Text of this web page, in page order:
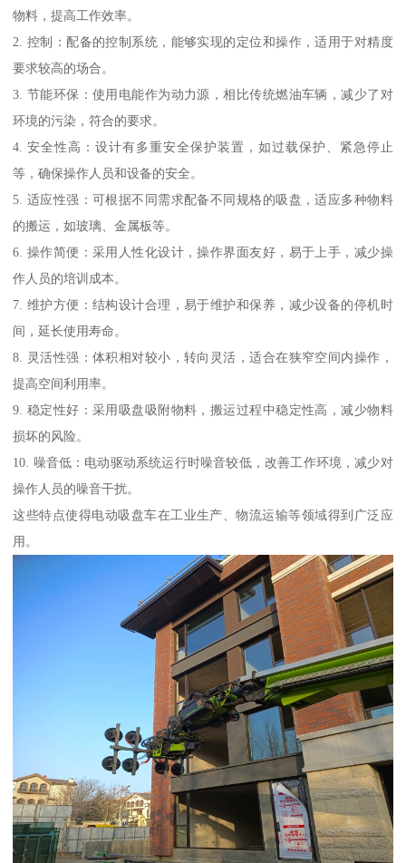
物料，提高工作效率。
2. 控制：配备的控制系统，能够实现的定位和操作，适用于对精度
要求较高的场合。
3. 节能环保：使用电能作为动力源，相比传统燃油车辆，减少了对
环境的污染，符合的要求。
4. 安全性高：设计有多重安全保护装置，如过载保护、紧急停止
等，确保操作人员和设备的安全。
5. 适应性强：可根据不同需求配备不同规格的吸盘，适应多种物料
的搬运，如玻璃、金属板等。
6. 操作简便：采用人性化设计，操作界面友好，易于上手，减少操
作人员的培训成本。
7. 维护方便：结构设计合理，易于维护和保养，减少设备的停机时
间，延长使用寿命。
8. 灵活性强：体积相对较小，转向灵活，适合在狭窄空间内操作，
提高空间利用率。
9. 稳定性好：采用吸盘吸附物料，搬运过程中稳定性高，减少物料
损坏的风险。
10. 噪音低：电动驱动系统运行时噪音较低，改善工作环境，减少对
操作人员的噪音干扰。
这些特点使得电动吸盘车在工业生产、物流运输等领域得到广泛应
用。